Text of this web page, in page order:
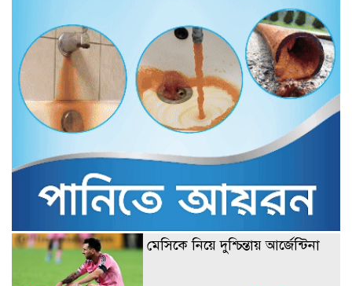
মেসিকে নিয়ে দুশ্চিন্তায় আর্জেন্টিনা